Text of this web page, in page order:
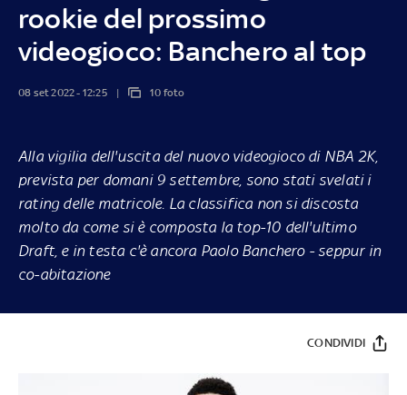
rookie del prossimo
videogioco: Banchero al top
08 set 2022 - 12:25 10 foto
Alla vigilia dell'uscita del nuovo videogioco di NBA 2K,
prevista per domani 9 settembre, sono stati svelati i
rating delle matricole. La classifica non si discosta
molto da come si è composta la top-10 dell'ultimo
Draft, e in testa c'è ancora Paolo Banchero - seppur in
co-abitazione
CONDIVIDI